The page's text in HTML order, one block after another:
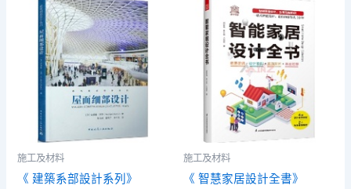
施工及材料
《 建築系部設計系列》
施工及材料
《 智慧家居設計全書》